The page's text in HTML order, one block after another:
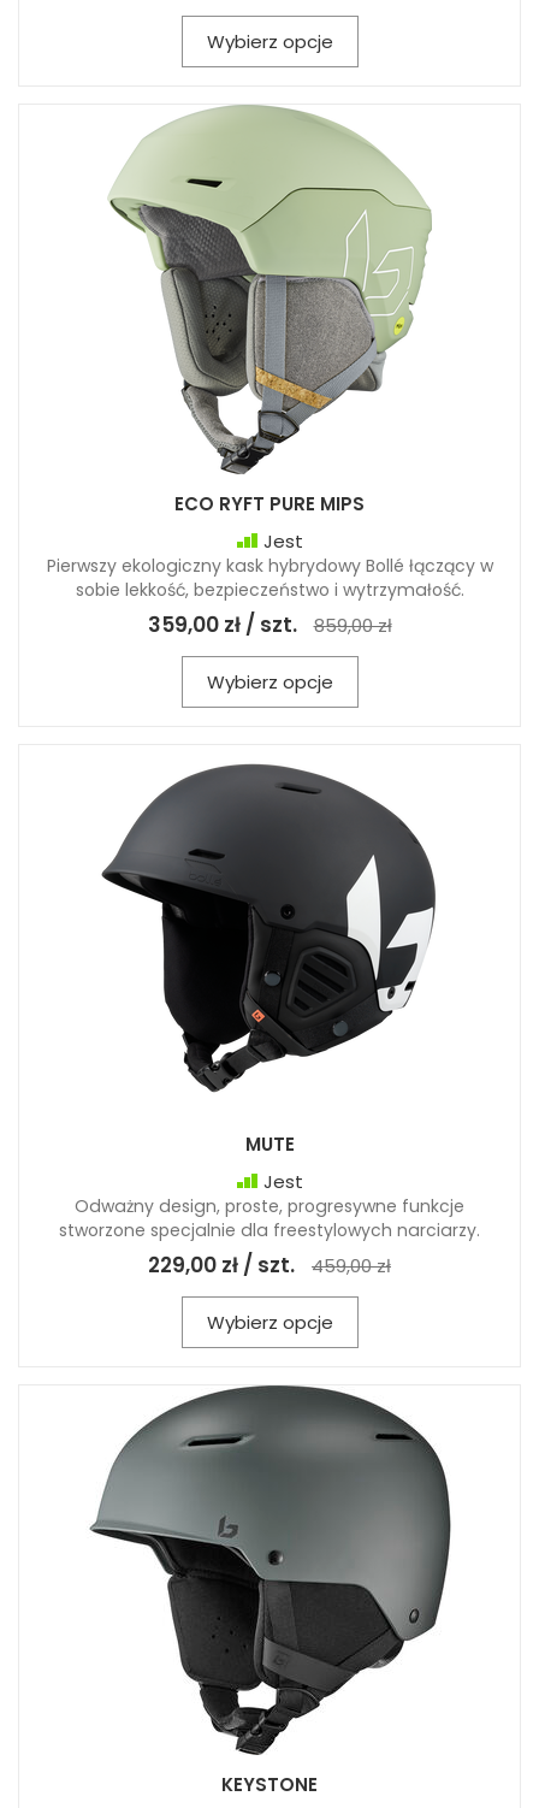
Wybierz opcje
ECO RYFT PURE MIPS
Jest
Pierwszy ekologiczny kask hybrydowy Bollé łączący w
sobie lekkość, bezpieczeństwo i wytrzymałość.
359,00 zł / szt. 859,00 zł
Wybierz opcje
MUTE
Jest
Odważny design, proste, progresywne funkcje
stworzone specjalnie dla freestylowych narciarzy.
229,00 zł / szt. 459,00 zł
Wybierz opcje
KEYSTONE